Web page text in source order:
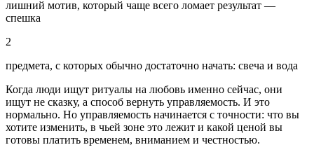
лишний мотив, который чаще всего ломает результат —
спешка
2
предмета, с которых обычно достаточно начать: свеча и вода
Когда люди ищут ритуалы на любовь именно сейчас, они
ищут не сказку, а способ вернуть управляемость. И это
нормально. Но управляемость начинается с точности: что вы
хотите изменить, в чьей зоне это лежит и какой ценой вы
готовы платить временем, вниманием и честностью.